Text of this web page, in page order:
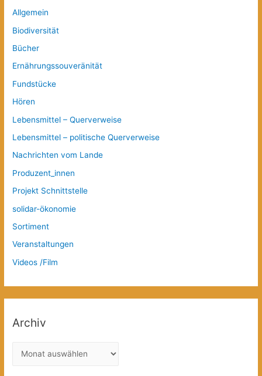
Allgemein
Biodiversität
Bücher
Ernährungssouveränität
Fundstücke
Hören
Lebensmittel – Querverweise
Lebensmittel – politische Querverweise
Nachrichten vom Lande
Produzent_innen
Projekt Schnittstelle
solidar-ökonomie
Sortiment
Veranstaltungen
Videos /Film
Archiv